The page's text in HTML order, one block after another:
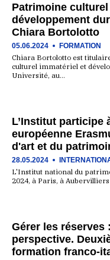
Patrimoine
développement
Chiara Bortolotto
05.06.2024 FORMATION
Chiara Bortolotto est
culturel immatériel et
Université, au…
L’Institut participe
européenne
d'art et du
28.05.2024
L'Institut national du
2024, à Paris, à
Gérer les réserves
perspective.
formation franco-